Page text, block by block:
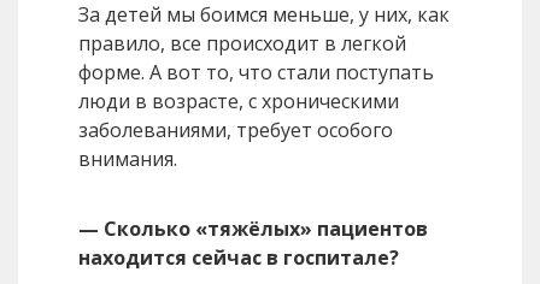
За детей мы боимся меньше, у них, как
правило, все происходит в легкой
форме. А вот то, что стали поступать
люди в возрасте, с хроническими
заболеваниями, требует особого
внимания.
— Сколько «тяжёлых» пациентов
находится сейчас в госпитале?